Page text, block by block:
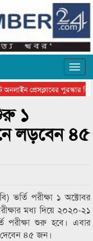
প্রেসক্লাবের পুরস্কার
১
লড়বেন ৪৫
ভর্তি পরীক্ষা ১ অক্টোবর
মধ্য দিয়ে ২০২০-২১
পরীক্ষা শুরু হবে। এবার
দেবেন ৪৫ জন।